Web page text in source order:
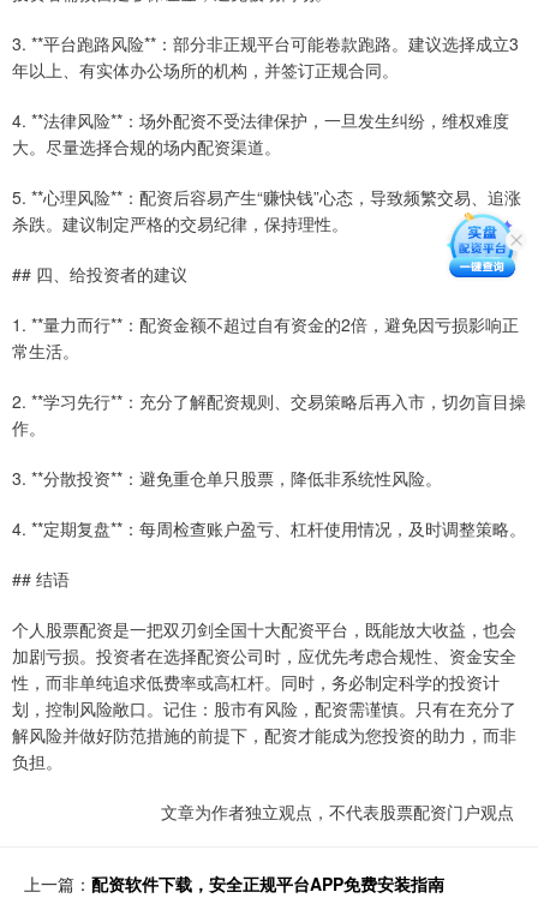
3. **平台跑路风险**：部分非正规平台可能卷款跑路。建议选择成立3
年以上、有实体办公场所的机构，并签订正规合同。
4. **法律风险**：场外配资不受法律保护，一旦发生纠纷，维权难度
大。尽量选择合规的场内配资渠道。
5. **心理风险**：配资后容易产生“赚快钱”心态，导致频繁交易、追涨
杀跌。建议制定严格的交易纪律，保持理性。
## 四、给投资者的建议
1. **量力而行**：配资金额不超过自有资金的2倍，避免因亏损影响正
常生活。
2. **学习先行**：充分了解配资规则、交易策略后再入市，切勿盲目操
作。
3. **分散投资**：避免重仓单只股票，降低非系统性风险。
4. **定期复盘**：每周检查账户盈亏、杠杆使用情况，及时调整策略。
## 结语
个人股票配资是一把双刃剑全国十大配资平台，既能放大收益，也会
加剧亏损。投资者在选择配资公司时，应优先考虑合规性、资金安全
性，而非单纯追求低费率或高杠杆。同时，务必制定科学的投资计
划，控制风险敞口。记住：股市有风险，配资需谨慎。只有在充分了
解风险并做好防范措施的前提下，配资才能成为您投资的助力，而非
负担。
文章为作者独立观点，不代表股票配资门户观点
上一篇： 配资软件下载，安全正规平台APP免费安装指南